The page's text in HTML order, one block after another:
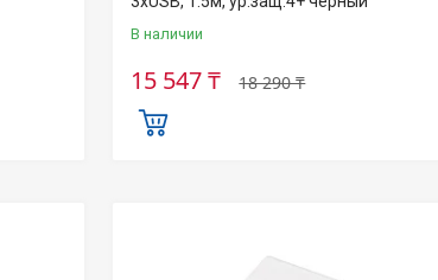
В наличии
18 290 ₸
15 547 ₸